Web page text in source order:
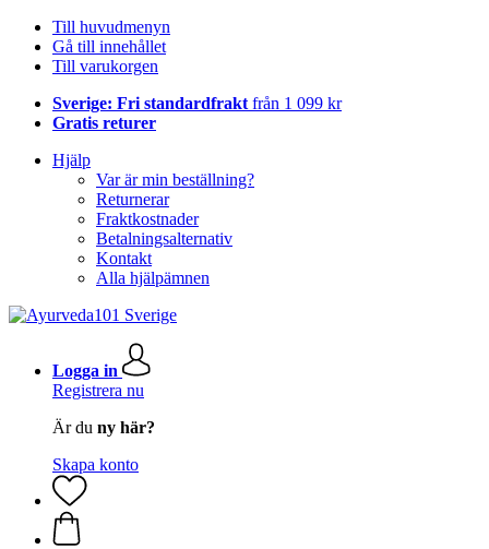
Till huvudmenyn
Gå till innehållet
Till varukorgen
Sverige: Fri standardfrakt från 1 099 kr
Gratis returer
Hjälp
Var är min beställning?
Returnerar
Fraktkostnader
Betalningsalternativ
Kontakt
Alla hjälpämnen
Logga in
Registrera nu
Är du ny här?
Skapa konto